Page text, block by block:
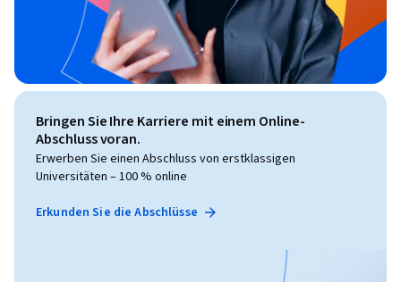
Bringen Sie Ihre Karriere mit einem Online-
Abschluss voran.
Erwerben Sie einen Abschluss von erstklassigen
Universitäten – 100 % online
Erkunden Sie die Abschlüsse